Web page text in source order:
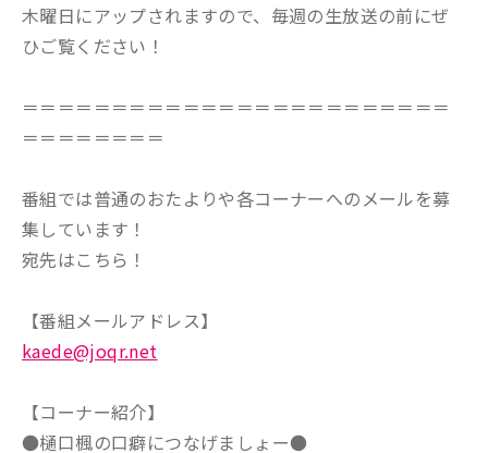
木曜日にアップされますので、毎週の生放送の前にぜ
ひご覧ください！
＝＝＝＝＝＝＝＝＝＝＝＝＝＝＝＝＝＝＝＝＝＝＝＝
＝＝＝＝＝＝＝＝
番組では普通のおたよりや各コーナーへのメールを募
集しています！
宛先はこちら！
【番組メールアドレス】
kaede@joqr.net
【コーナー紹介】
●樋口楓の口癖につなげましょー●